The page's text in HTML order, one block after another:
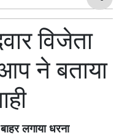
विजेता
ने बताया
लगाया धरना